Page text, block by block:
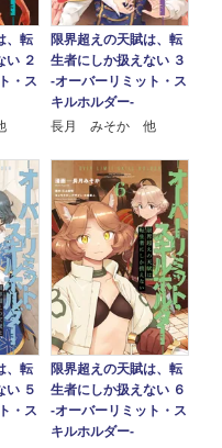
、転
い ２
・ス
限界超えの天賦は、転
生者にしか扱えない ３
‐オーバーリミット・ス
キルホルダー‐
長月 みそか 他
、転
い ５
・ス
限界超えの天賦は、転
生者にしか扱えない ６
‐オーバーリミット・ス
キルホルダー‐